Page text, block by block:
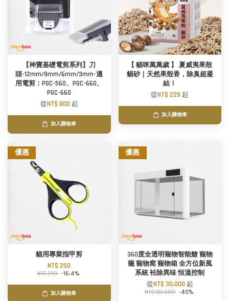
【神寶基礎電剪系列】刀
頭-12mm/9mm/6mm/3mm-適
用電剪：PGC-560、PGC-660、
PGC-660
從NT$ 800 起
加入購物車
【 貓咪萬萬歲 】 夏威夷果殼
貓砂｜天然果殼香，除臭超凝
結！
從NT$ 229 起
加入購物車
優惠
貓用專業指甲剪
NT$ 250
NT$ 299 -16.4%
加入購物車
優惠
360度全透明寵物智能艙 寵物
籠 寵物窩 寵物箱 全方位新風
系統 袪除異味 恒溫控制
從NT$ 30,000 起
NT$ 50,000 -40%